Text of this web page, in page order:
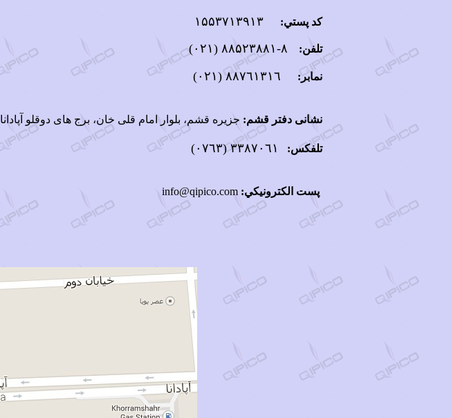
كد پستي: ۱۵۵۳۷۱۳۹۱۳
تلفن: ٨-٨٨۵٢۳٨٨١ (٠٢١)
نمابر: ٨٨٧٦١٣١٦(٠٢١)
نشانی دفتر قشم: جزیره قشم، بلوار امام قلی خان، برج های دوقلو آپادانا
تلفکس: ٣٣٨٧٠٦١ (٠٧٦٣)
پست الكترونيكي: info@qipico.com